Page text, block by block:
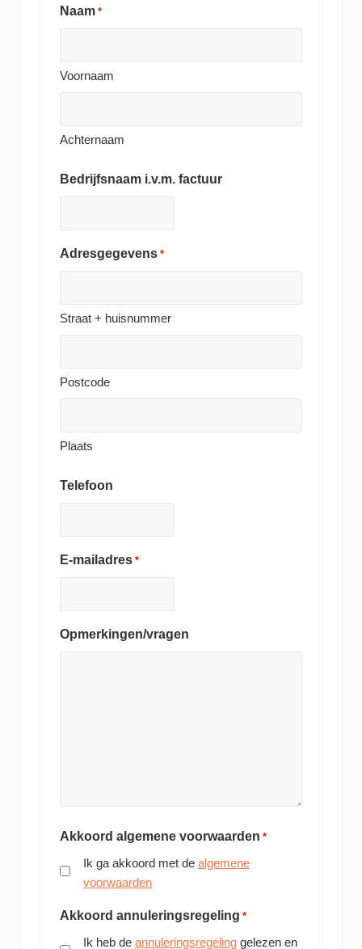
Naam *
Voornaam
Achternaam
Bedrijfsnaam i.v.m. factuur
Adresgegevens *
Straat + huisnummer
Postcode
Plaats
Telefoon
E-mailadres *
Opmerkingen/vragen
Akkoord algemene voorwaarden *
Ik ga akkoord met de algemene
voorwaarden
Akkoord annuleringsregeling *
Ik heb de annuleringsregeling